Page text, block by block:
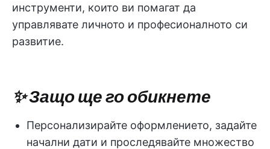
инструменти, които ви помагат да
управлявате личното и професионалното си
развитие.
✨ Защо ще го обикнете
Персонализирайте оформлението, задайте
начални дати и проследявайте множество